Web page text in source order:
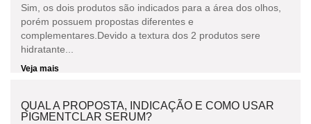
Sim, os dois produtos são indicados para a área dos olhos,
porém possuem propostas diferentes e
complementares.Devido a textura dos 2 produtos sere
hidratante...
Veja mais
QUAL A PROPOSTA, INDICAÇÃO E COMO USAR
PIGMENTCLAR SERUM?